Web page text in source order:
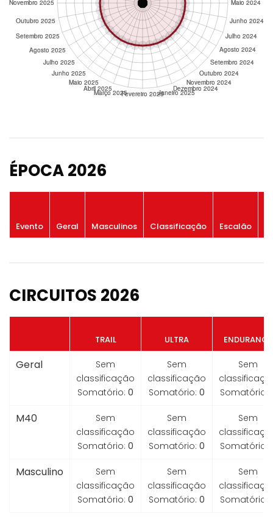
ÉPOCA 2026
Evento Geral Masculinos Classificação Escalão
CIRCUITOS 2026
TRAIL ULTRA ENDURANCE
Geral
Sem
classificação
Somatório: 0
Sem
classificação
Somatório: 0
Sem
Somatório:
M40
Sem
classificação
Somatório: 0
Sem
classificação
Somatório: 0
Sem
Somatório:
Masculino
Sem
classificação
Somatório: 0
Sem
classificação
Somatório: 0
Sem
Somatório: